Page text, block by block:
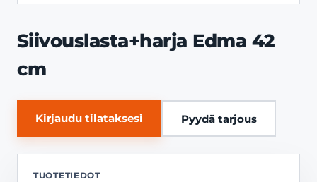
Siivouslasta+harja Edma 42
cm
Kirjaudu tilataksesi Pyydä tarjous